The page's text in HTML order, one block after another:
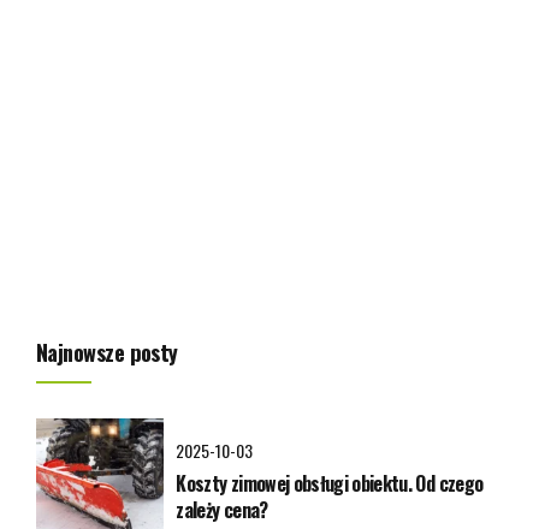
Najnowsze posty
2025-10-03
Koszty zimowej obsługi obiektu. Od czego
zależy cena?